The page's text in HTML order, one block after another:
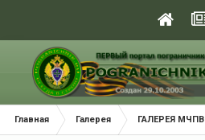
Главная Галерея ГАЛЕРЕЯ МЧПВ